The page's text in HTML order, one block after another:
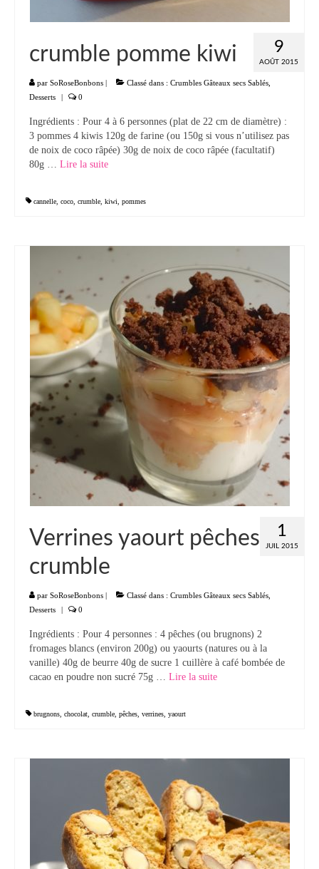
Boissons
Sans alcool
Cocktails
Accueil
9
AOÛT 2015
crumble pomme kiwi
par SoRoseBonbons | Classé dans : Crumbles Gâteaux secs Sablés
Desserts
| 0
Ingrédients : Pour 4 à 6 personnes (plat de 22 cm de diamètre) :
3 pommes 4 kiwis 120g de farine (ou 150g si vous n’utilisez pas
de noix de coco râpée) 30g de noix de coco râpée (facultatif)
80g … Lire la suite­­
cannelle coco crumble kiwi pommes
1
JUIL 2015
Verrines yaourt pêches
crumble
par SoRoseBonbons | Classé dans : Crumbles Gâteaux secs Sablés
Desserts
| 0
Ingrédients : Pour 4 personnes : 4 pêches (ou brugnons) 2
fromages blancs (environ 200g) ou yaourts (natures ou à la
vanille) 40g de beurre 40g de sucre 1 cuillère à café bombée de
cacao en poudre non sucré 75g … Lire la suite­­
brugnons chocolat crumble pêches verrines yaourt